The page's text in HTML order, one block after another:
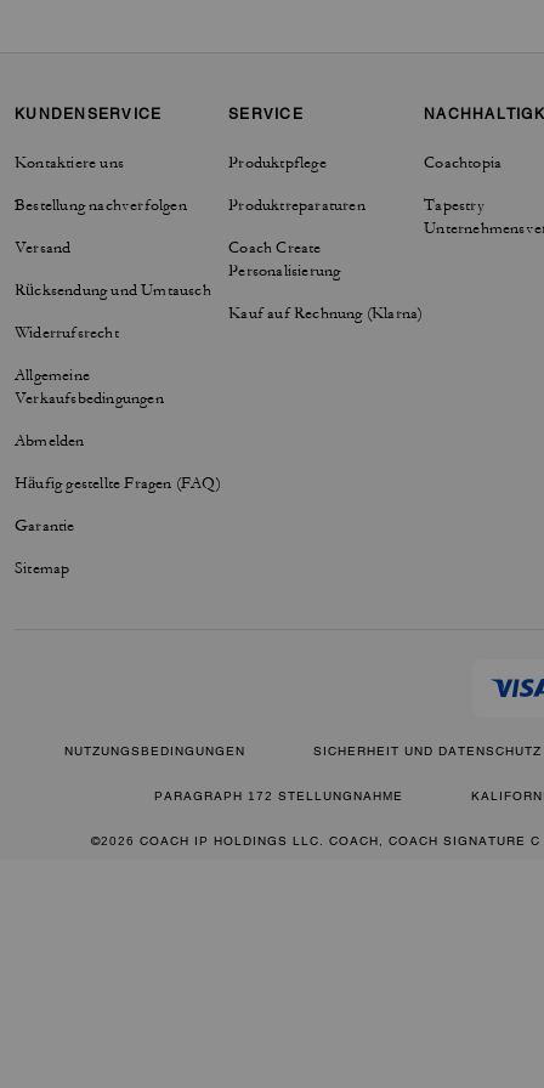
KUNDENSERVICE
Kontaktiere uns
Bestellung nachverfolgen
Versand
Rücksendung und Umtausch
Widerrufsrecht
Allgemeine
Verkaufsbedingungen
Abmelden
Häufig gestellte Fragen (FAQ)
Garantie
Sitemap
SERVICE
Produktpflege
Produktreparaturen
Coach Create
Personalisierung
Kauf auf Rechnung (Klarna)
Coachtopia
Tapestry
NUTZUNGSBEDINGUNGEN SICHERHEIT UND DATENSCHUTZ
PARAGRAPH 172 STELLUNGNAHME
©2026 COACH IP HOLDINGS LLC. COACH, COACH SIGNATURE